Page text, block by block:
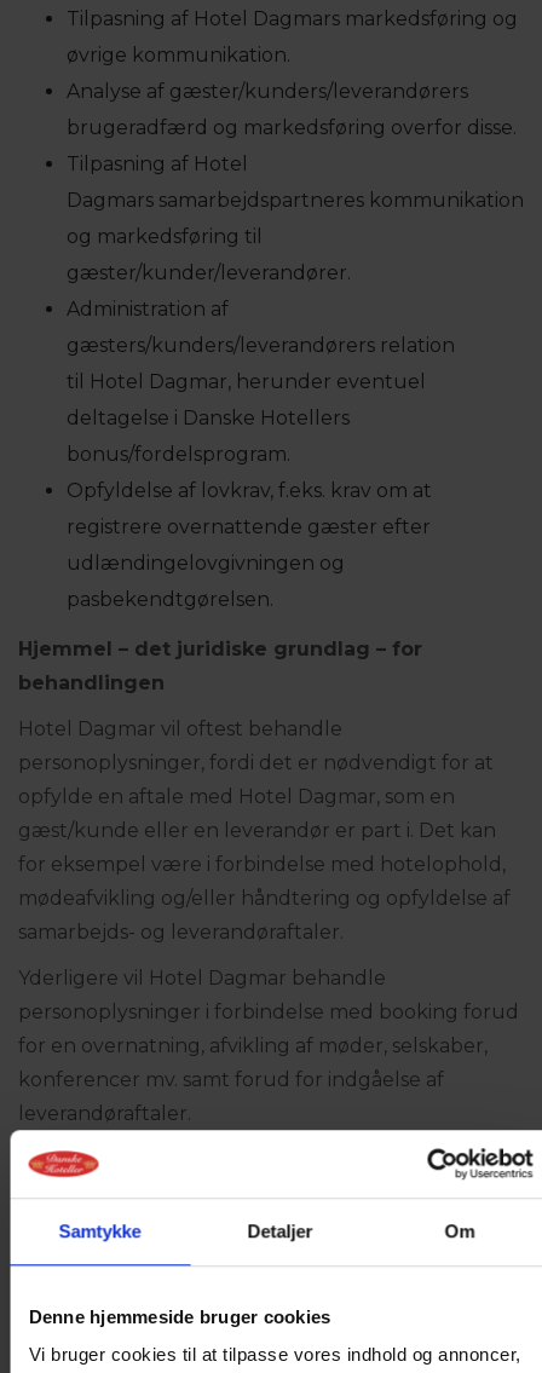
Samtykke Detaljer Om
Denne hjemmeside bruger cookies
Vi bruger cookies til at tilpasse vores indhold og annoncer,
Tilpasning af Hotel Dagmars markedsføring og
øvrige kommunikation.
Analyse af gæster/kunders/leverandørers
brugeradfærd og markedsføring overfor disse.
Tilpasning af Hotel
Dagmars samarbejdspartneres kommunikation
og markedsføring til
gæster/kunder/leverandører.
Administration af
gæsters/kunders/leverandørers relation
til Hotel Dagmar, herunder eventuel
deltagelse i Danske Hotellers
bonus/fordelsprogram.
Opfyldelse af lovkrav, f.eks. krav om at
registrere overnattende gæster efter
udlændingelovgivningen og
pasbekendtgørelsen.
Hjemmel – det juridiske grundlag – for
behandlingen
Hotel Dagmar vil oftest behandle
personoplysninger, fordi det er nødvendigt for at
opfylde en aftale med Hotel Dagmar, som en
gæst/kunde eller en leverandør er part i. Det kan
for eksempel være i forbindelse med hotelophold,
mødeafvikling og/eller håndtering og opfyldelse af
samarbejds- og leverandøraftaler.
Yderligere vil Hotel Dagmar behandle
personoplysninger i forbindelse med booking forud
for en overnatning, afvikling af møder, selskaber,
konferencer mv. samt forud for indgåelse af
leverandøraftaler.
I nogle tilfælde vil Hotel Dagmars behandling af
personoplysninger finde sted som led i, at Hotel
Dagmar forfølger en legitim/saglig interesse, som
går forud for gæstens/kundens/leverandørens (den